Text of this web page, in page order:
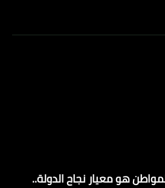
هو معيار نجاح الدولة..